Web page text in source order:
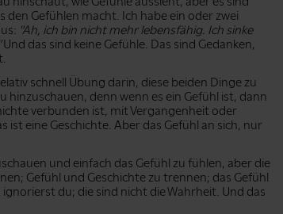
den Gefühlen macht. Ich habe ein oder zwei
"Ah, ich bin nicht mehr lebensfähig. Ich sinke
Und das sind keine Gefühle. Das sind Gedanken,
schnell Übung darin, diese beiden Dinge zu
denn wenn es ein Gefühl ist, dann
verbunden ist, mit Vergangenheit oder
ist eine Geschichte. Aber das Gefühl an sich, nur
und einfach das Gefühl zu fühlen, aber die
Gefühl und Geschichte zu trennen; das Gefühl
du; die sind nicht die Wahrheit. Und das